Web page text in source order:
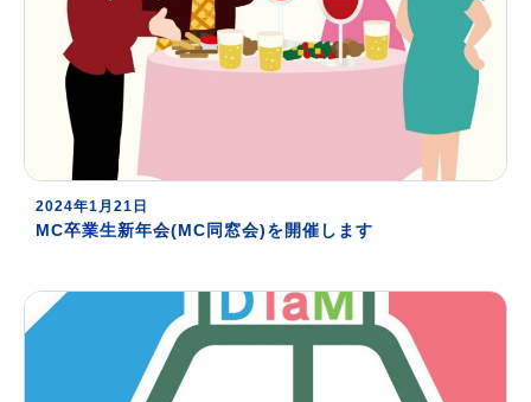
2024年1月21日
MC卒業生新年会(MC同窓会)を開催します